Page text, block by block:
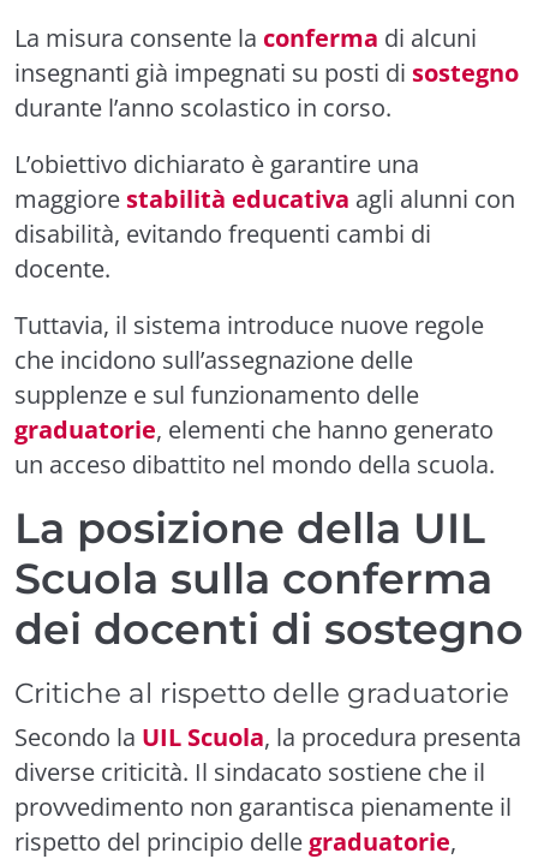
La misura consente la conferma di alcuni
insegnanti già impegnati su posti di sostegno
durante l’anno scolastico in corso.
L’obiettivo dichiarato è garantire una
maggiore stabilità educativa agli alunni con
disabilità, evitando frequenti cambi di
docente.
Tuttavia, il sistema introduce nuove regole
che incidono sull’assegnazione delle
supplenze e sul funzionamento delle
graduatorie, elementi che hanno generato
un acceso dibattito nel mondo della scuola.
La posizione della UIL
Scuola sulla conferma
dei docenti di sostegno
Critiche al rispetto delle graduatorie
Secondo la UIL Scuola, la procedura presenta
diverse criticità. Il sindacato sostiene che il
provvedimento non garantisca pienamente il
rispetto del principio delle graduatorie,